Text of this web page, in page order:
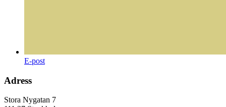
E-post
Adress
Stora Nygatan 7